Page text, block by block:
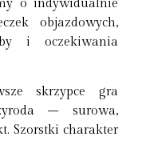
o indywidualnie
objazdowych,
i oczekiwania
skrzypce gra
– surowa,
Szorstki charakter